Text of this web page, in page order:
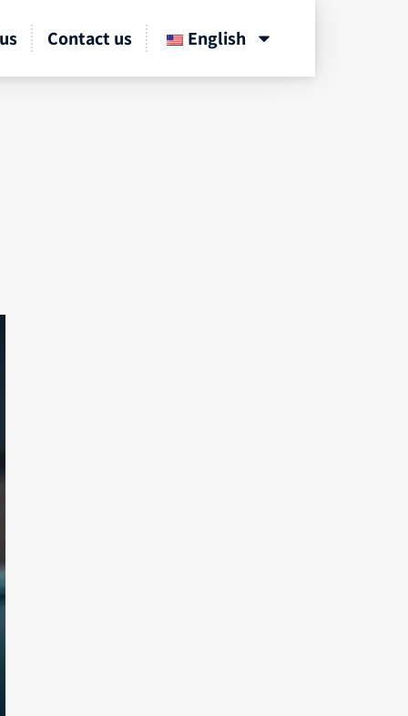
Contact us English